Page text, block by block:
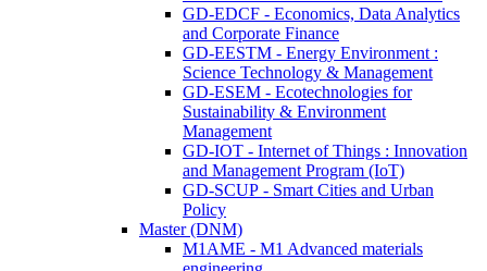
GD-EDCF - Economics, Data Analytics
and Corporate Finance
GD-EESTM - Energy Environment :
Science Technology & Management
GD-ESEM - Ecotechnologies for
Sustainability & Environment
Management
GD-IOT - Internet of Things : Innovation
and Management Program (IoT)
GD-SCUP - Smart Cities and Urban
Policy
Master (DNM)
M1AME - M1 Advanced materials